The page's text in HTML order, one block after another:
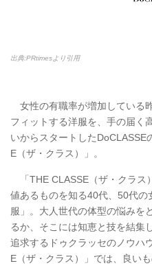
出典:PRtimesより引用
女性の有職率が増加している
フィットする洋服を、手の届く
いからスタートしたDoCLASSE
E（ザ・クラス）」。
「THE CLASSE（ザ・クラス
値あるものを知る40代、50代の
服」。大人世代の体型の悩みを
るか、そこには知恵と技を結集
追求するドゥクラッセのノウハ
E（ザ・クラス）」では、良い